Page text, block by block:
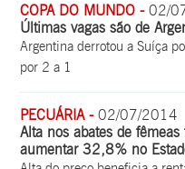
COPA DO MUNDO -02/
Últimas vagas são de
Argentina derrotou a Suíça
por 2 a 1
PECUÁRIA -02/07/2014
Alta nos abates de
aumentar 32,8% no